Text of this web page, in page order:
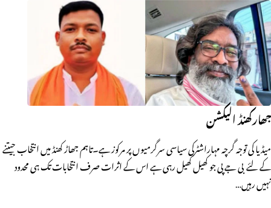
جھارکھنڈ الیکشن
میڈیا کی توجہ گرچہ مہاراشٹرکی سیاسی سرگرمیوں پر مرکوز ہے۔تاہم جھاڑ کھنڈ میں انتخاب جیتنے
کے لئے بی جے پی جو کھیل کھیل رہی ہے اس کے اثرات صرف انتخابات تک ہی محدود
نہیں رہیں…